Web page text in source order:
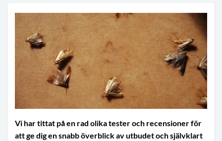
Vi har tittat på en rad olika tester och recensioner för
att ge dig en snabb överblick av utbudet och självklart